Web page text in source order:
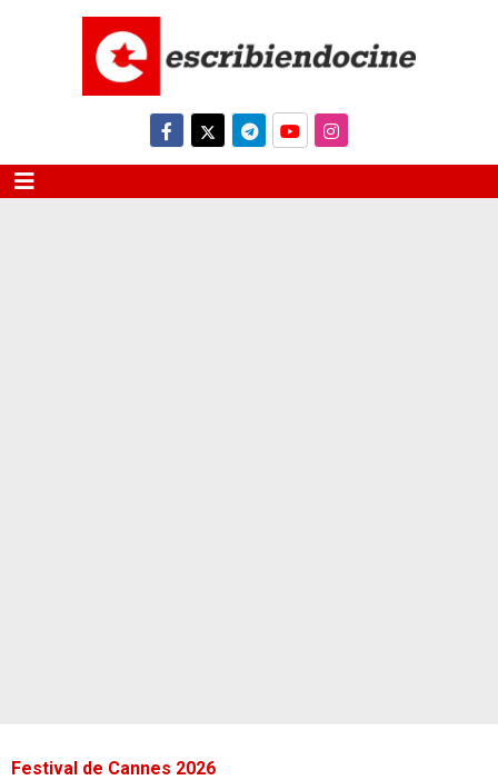
Festival de Cannes 2026